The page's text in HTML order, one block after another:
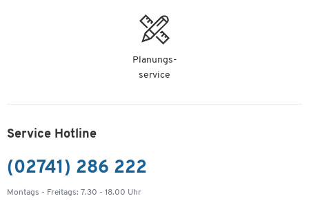
Planungs-
service
Service Hotline
(02741) 286 222
Montags - Freitags: 7.30 - 18.00 Uhr